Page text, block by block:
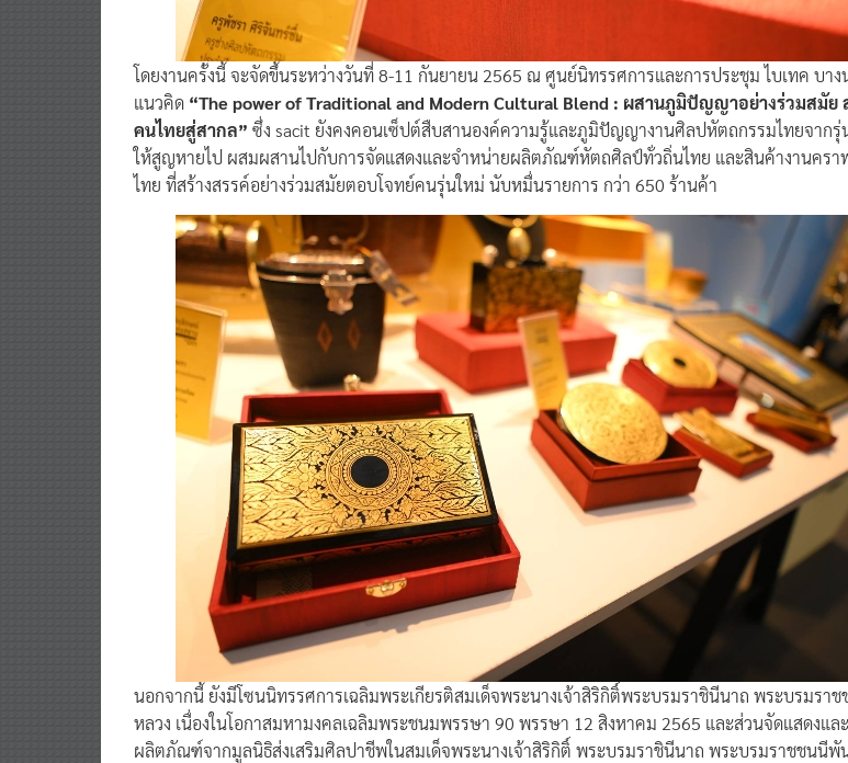
โดยงานครั้งนี้ จะจัดขึ้นระหว่างวันที่ 8-11 กันยายน 2565 ณ ศูนย์นิทรรศการและการประชุม ไบเทค บาง
แนวคิด “The power of Traditional and Modern Cultural Blend : ผสานภูมิปัญญาอย่างร่วมสมัย
คนไทยสู่สากล” ซึ่ง sacit ยังคงคอนเซ็ปต์สืบสานองค์ความรู้และภูมิปัญญางานศิลปหัตถกรรมไทยจากรุ่
ให้สูญหายไป ผสมผสานไปกับการจัดแสดงและจำหน่ายผลิตภัณฑ์หัตถศิลป์ทั่วถิ่นไทย และสินค้างานคร
ไทย ที่สร้างสรรค์อย่างร่วมสมัยตอบโจทย์คนรุ่นใหม่ นับหมื่นรายการ กว่า 650 ร้านค้า
นอกจากนี้ ยังมีโซนนิทรรศการเฉลิมพระเกียรติสมเด็จพระนางเจ้าสิริกิติ์พระบรมราชินีนาถ พระบรมรา
หลวง เนื่องในโอกาสมหามงคลเฉลิมพระชนมพรรษา 90 พรรษา 12 สิงหาคม 2565 และส่วนจัดแสดงแล
ผลิตภัณฑ์จากมูลนิธิส่งเสริมศิลปาชีพในสมเด็จพระนางเจ้าสิริกิติ์ พระบรมราชินีนาถ พระบรมราชชนนีพั